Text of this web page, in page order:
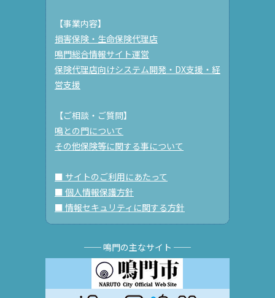
【事業内容】
損害保険・生命保険代理店
鳴門総合情報サイト運営
保険代理店向けシステム開発・DX支援・経
営支援
【ご相談・ご質問】
鳴との門について
その他保険等に関する事について
■ サイトのご利用にあたって
■ 個人情報保護方針
■ 情報セキュリティに関する方針
── 鳴門の主なサイト ──